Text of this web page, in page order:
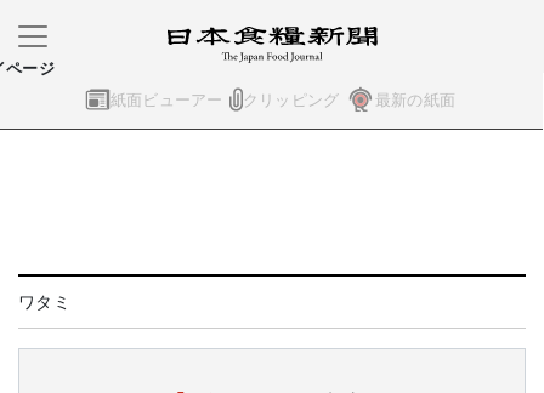
紙面ビューアー クリッピング 最新の紙面
ページ
ワタミ